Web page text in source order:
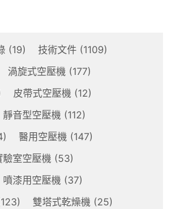
(19) 技術文件 (1109)
渦旋式空壓機 (177)
皮帶式空壓機 (12)
靜音型空壓機 (112)
醫用空壓機 (147)
驗室空壓機 (53)
噴漆用空壓機 (37)
雙塔式乾燥機 (25)